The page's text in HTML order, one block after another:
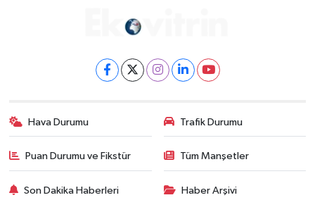
Hava Durumu Trafik Durumu
Puan Durumu ve Fikstür Tüm Manşetler
Son Dakika Haberleri Haber Arşivi